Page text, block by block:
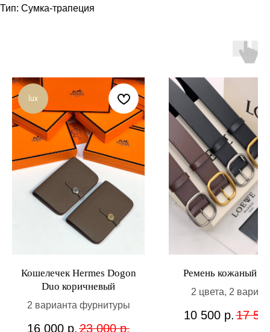
Тип: Сумка-трапеция
lux
Кошелечек Hermes Dogon
Duo коричневый
2 варианта фурнитуры
16 000 р. 23 000 р.
Ремень кожаный
2 цвета, 2
10 500 р. 17